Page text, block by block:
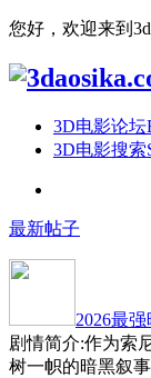
您好，欢迎来到
3D电影论坛
3D电影搜索
最新帖子
2026最
剧情简介:作为索
树一帜的暗黑叙